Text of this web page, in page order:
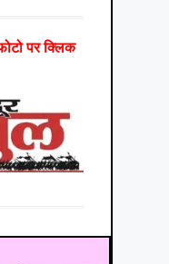
पर क्लिक